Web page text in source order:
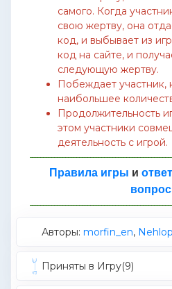
самого. Когда
свою жертву, она
код, и выбывает из
код на сайте, и
следующую жертву.
Побеждает участник,
наибольшее
Продолжительность
этом участники
деятельность с игрой.
Правила игры и
Авторы: morfin_en, Nehlop
Приняты в Игру(9)